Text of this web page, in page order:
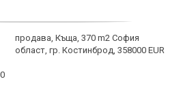
продава, Къща, 370 m2 София
област, гр. Костинброд, 358000 EUR